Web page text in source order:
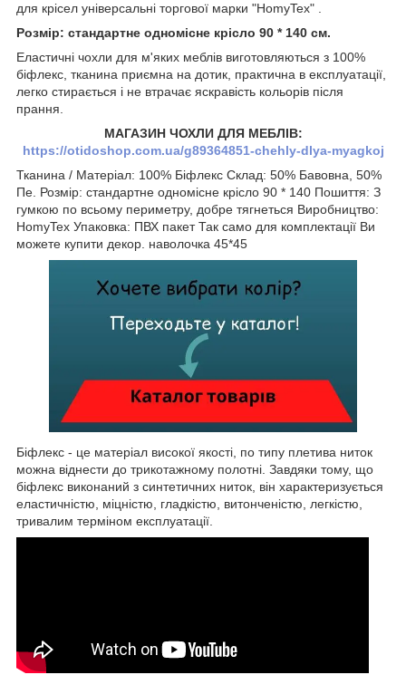
для крісел універсальні торгової марки "HomyTex" .
Розмір: стандартне одномісне крісло 90 * 140 см.
Еластичні чохли для м'яких меблів виготовляються з 100%
біфлекс, тканина приємна на дотик, практична в експлуатації,
легко стирається і не втрачає яскравість кольорів після
прання.
МАГАЗИН ЧОХЛИ ДЛЯ МЕБЛІВ:
https://otidoshop.com.ua/g89364851-chehly-dlya-myagkoj
Тканина / Матеріал: 100% Біфлекс Склад: 50% Бавовна, 50%
Пе. Розмір: стандартне одномісне крісло 90 * 140 Пошиття: З
гумкою по всьому периметру, добре тягнеться Виробництво:
HomyTex Упаковка: ПВХ пакет Так само для комплектації Ви
можете купити декор. наволочка 45*45
Біфлекс - це матеріал високої якості, по типу плетива ниток
можна віднести до трикотажному полотні. Завдяки тому, що
біфлекс виконаний з синтетичних ниток, він характеризується
еластичністю, міцністю, гладкістю, витонченістю, легкістю,
тривалим терміном експлуатації.